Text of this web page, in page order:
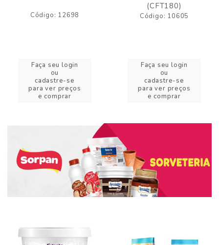
Código: 12698
Faça seu login
ou
cadastre-se
para ver preços
e comprar
(CFT180)
Código: 10605
Faça seu login
ou
cadastre-se
para ver preços
e comprar